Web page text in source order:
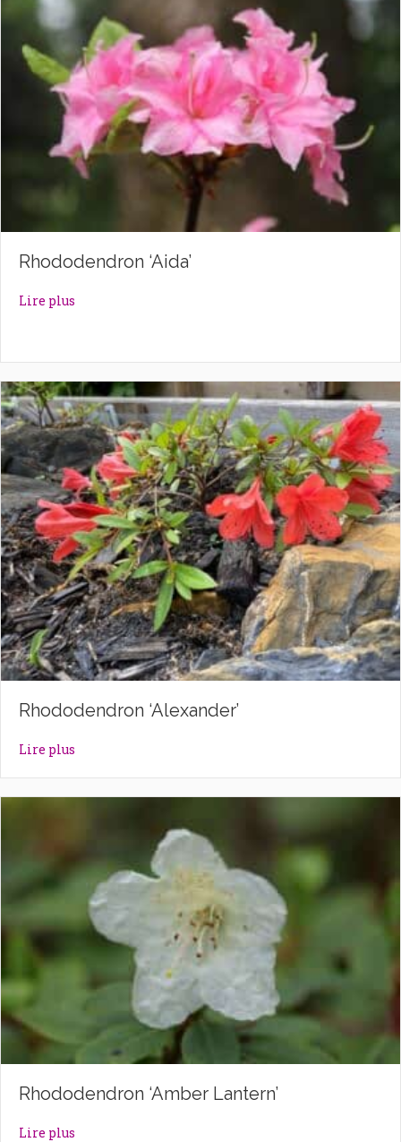
Rhododendron ‘Aida’
Lire plus
Rhododendron ‘Alexander’
Lire plus
Rhododendron ‘Amber Lantern’
Lire plus